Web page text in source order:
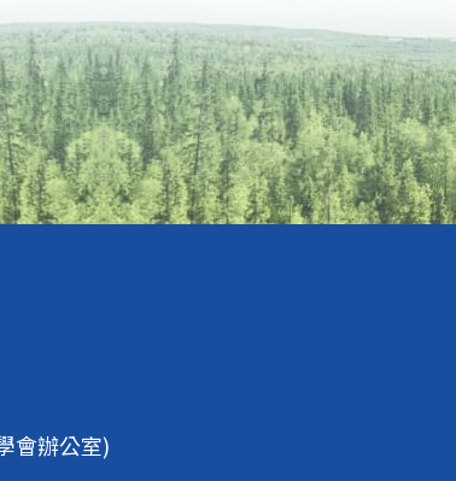
會辦公室)